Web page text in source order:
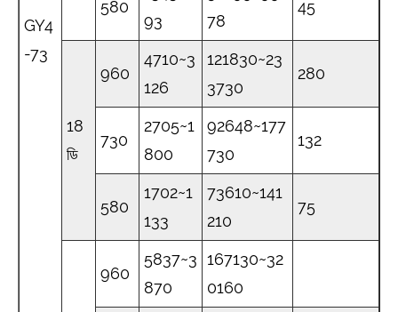
GY4
-73
580
93
78
45
18
ডি
960
4710~3
126
121830~23
3730
280
730
2705~1
800
92648~177
730
132
580
1702~1
133
73610~141
210
75
960
5837~3
870
167130~32
0160